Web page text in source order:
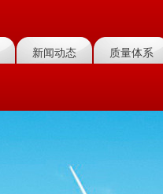
新闻动态 质量体系